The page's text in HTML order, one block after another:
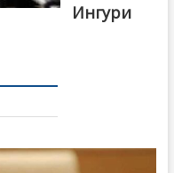
Ингури